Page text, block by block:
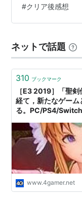
主要スタッフ
ディレクター：
ゲームデザイン
キャラクターイ
音楽：菊田裕樹
関連商品
聖
出
発
ク
いので、自分は懐
け抜けました。
説明もあまりない
いるとかなり微
#クリア後感想
ネットで話題
310 ブックマーク
［E3 2019］「聖
経て，新たなゲーム
る。PC/PS4/
www.4gamer.net